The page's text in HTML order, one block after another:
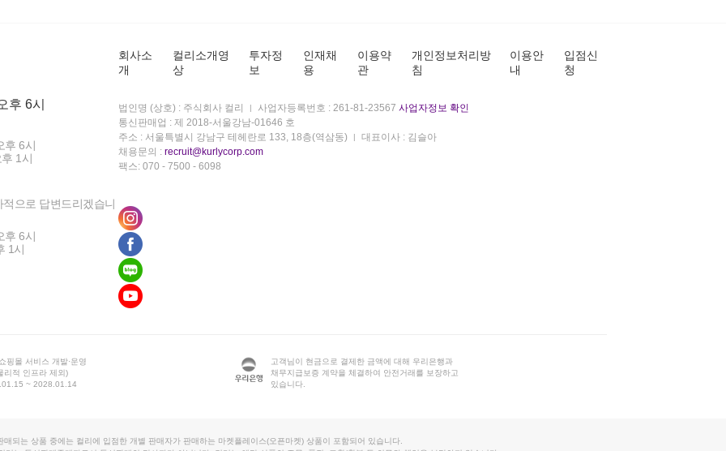
후 6시
후 6시
1시
으로 답변드리겠습니
후 6시
1시
회사소
개
컬리소개영
상
투자정
보
인재채
용
이용약
관
개인정보처리방
침
이용안
내
입점신
청
법인명 (상호) : 주식회사 컬리 사업자등록번호 : 261-81-23567 사업자정보 확인
통신판매업 : 제 2018-서울강남-01646 호
주소 : 서울특별시 강남구 테헤란로 133, 18층(역삼동)
대표이사 : 김슬아
채용문의 : recruit@kurlycorp.com
팩스: 070 - 7500 - 6098
핑몰 서비스 개발·운영
리적 인프라 제외)
~ 2028.01.14
고객님이 현금으로 결제한 금액에 대해 우리은행과
채무지급보증 계약을 체결하여 안전거래를 보장하고
있습니다.
매되는 상품 중에는 컬리에 입점한 개별 판매자가 판매하는 마켓플레이스(오픈마켓) 상품이 포함되어 있습니다.